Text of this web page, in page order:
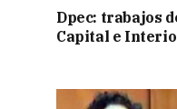
Dpec: trabajos
Capital e